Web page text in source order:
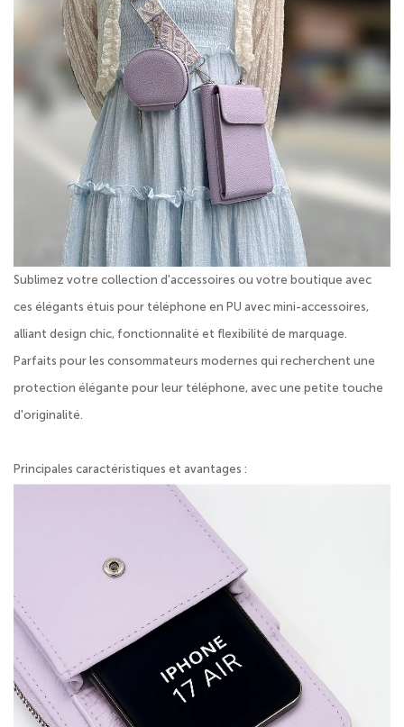
Sublimez votre collection d'accessoires ou votre boutique avec
ces élégants étuis pour téléphone en PU avec mini-accessoires,
alliant design chic, fonctionnalité et flexibilité de marquage.
Parfaits pour les consommateurs modernes qui recherchent une
protection élégante pour leur téléphone, avec une petite touche
d'originalité.
Principales caractéristiques et avantages :